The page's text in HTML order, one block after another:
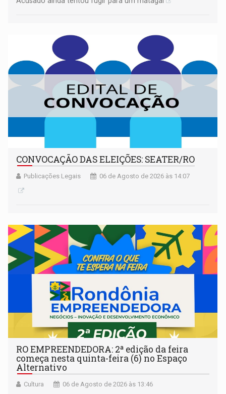
CONVOCAÇÃO DAS ELEIÇÕES: SEATER/RO
Publicações Legais 06 de Agosto de 2026 às 14:07
RO EMPREENDEDORA: 2ª edição da feira
começa nesta quinta-feira (6) no Espaço
Alternativo
Cultura 06 de Agosto de 2026 às 13:46